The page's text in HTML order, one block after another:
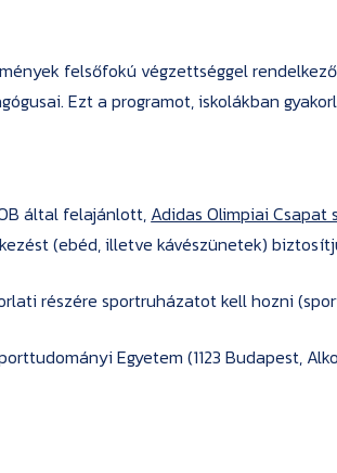
felsőfokú végzettséggel
Ezt a programot, iskolákban
által felajánlott, Adidas Olimpiai
(ebéd, illetve kávészünetek)
részére sportruházatot kell hozni
Egyetem (1123 Budapest,